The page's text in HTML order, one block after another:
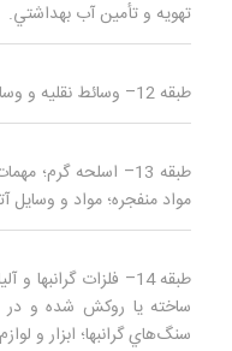
تهويه و تأمين آب بهداشتي.
طبقه 12– وسائط نقليه و وسایل حمل و نقل زميني، دريايي و هوايي.
طبقه 13– اسلحه گرم؛
مواد منفجره؛ مواد و وسايل
طبقه 14– فلزات
ساخته يا روكش شده‌ و در
سنگ‌هاي گرانبها؛ ابزار و